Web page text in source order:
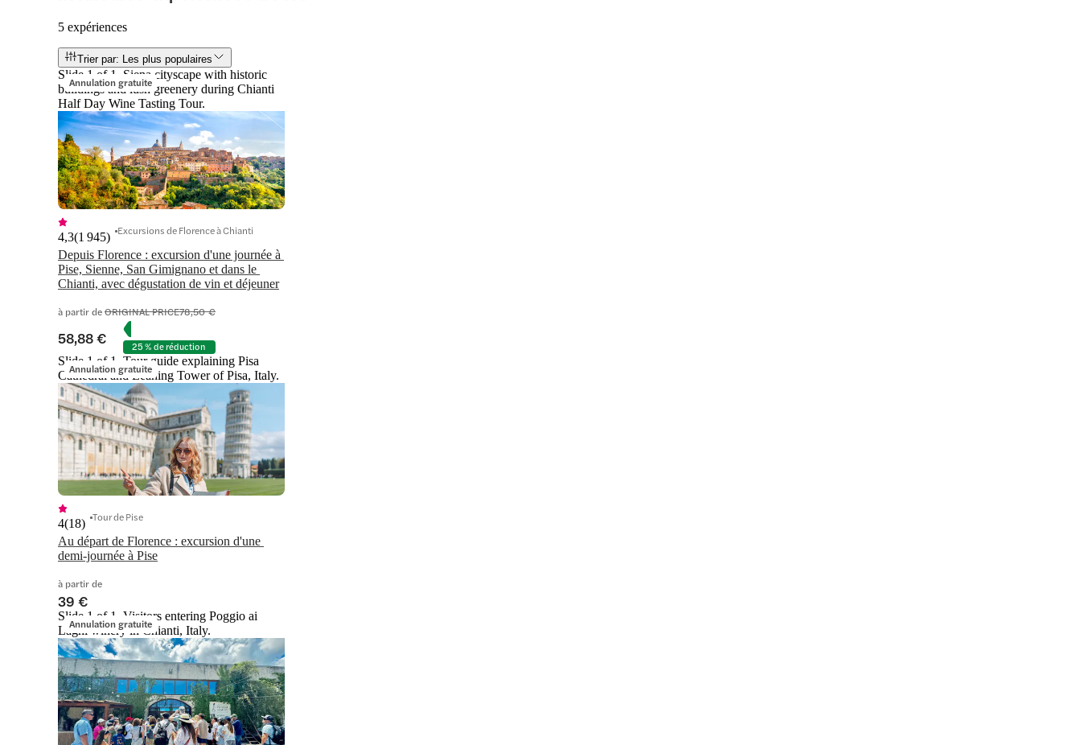
5 expériences
Trier par: Les plus populaires
Annulation gratuite
Slide 1 of 1, Siena cityscape with historic
buildings and lush greenery during Chianti
Half Day Wine Tasting Tour.
Depuis Florence : excursion d'une journée à
Pise, Sienne, San Gimignano et dans le
Chianti, avec dégustation de vin et déjeuner
4,3(1 945) Excursions de Florence à Chianti
à partir deORIGINAL PRICE78,50 €
58,88 € 25 % de réduction
Annulation gratuite
Slide 1 of 1, Tour guide explaining Pisa
Cathedral and Leaning Tower of Pisa, Italy.
Au départ de Florence : excursion d'une
demi-journée à Pise
4(18) Tour de Pise
à partir de
39 €
Annulation gratuite
Slide 1 of 1, Visitors entering Poggio ai
Laghi winery in Chianti, Italy.